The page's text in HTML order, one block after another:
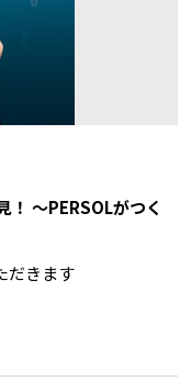
！ ～PERSOLがつく
だきます